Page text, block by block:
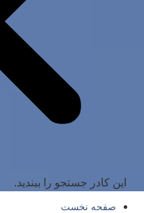
این کادر جستجو را ببندید.
صفحه‌ نخست